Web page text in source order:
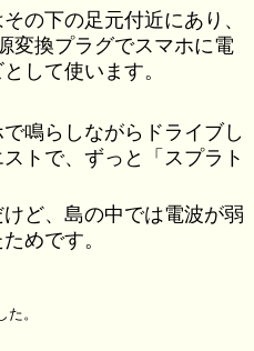
の下の足元付近にあり、
変換プラグでスマホに電
して使います。
鳴らしながらドライブし
トで、ずっと「スプラト
ど、島の中では電波が弱
めです。
。